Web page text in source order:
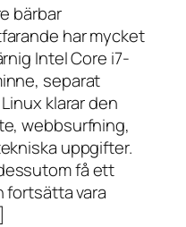
bärbar
har mycket
Intel Core i7-
separat
klarar den
webbsurfning,
uppgifter.
få ett
vara